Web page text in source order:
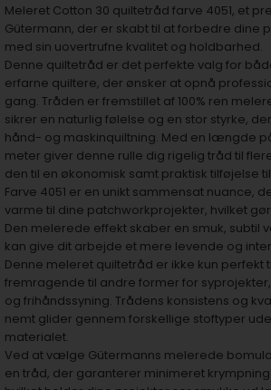
Meleret Cotton 30 quiltetråd farve 4051, et
Gütermann, der er skabt til at forbedre dine
med sin uovertrufne kvalitet og holdbarhed.
Denne quiltetråd er det perfekte valg for
erfarne quiltere, der ønsker at opnå
gang. Tråden er fremstillet af 100% ren
sikrer en naturlig følelse og en stor styrke,
hånd- og maskinquiltning. Med en længde
meter giver denne rulle dig rigelig tråd til
den til en økonomisk samt praktisk tilføjelse
Farve 4051 er en unikt sammensat nuance,
varme til dine patchworkprojekter, hvilket
Den melerede effekt skaber en smuk, subtil
kan give dit arbejde et mere levende og
Denne meleret quiltetråd er ikke kun perfekt
fremragende til andre former for
og frihåndssyning. Trådens konsistens og
nemt glider gennem forskellige stoftyper
materialet.
Ved at vælge Gütermanns melerede
en tråd, der garanterer minimeret